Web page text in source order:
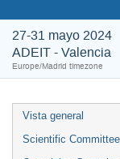
27-31 mayo 2024
ADEIT - Valencia
Europe/Madrid timezone
Vista general
Scientific Committee